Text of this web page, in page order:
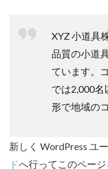
XYZ 小道具
品質の小道
ています。
では2,000
形で地域の
新しく WordPress ユ
ドへ行ってこのペー